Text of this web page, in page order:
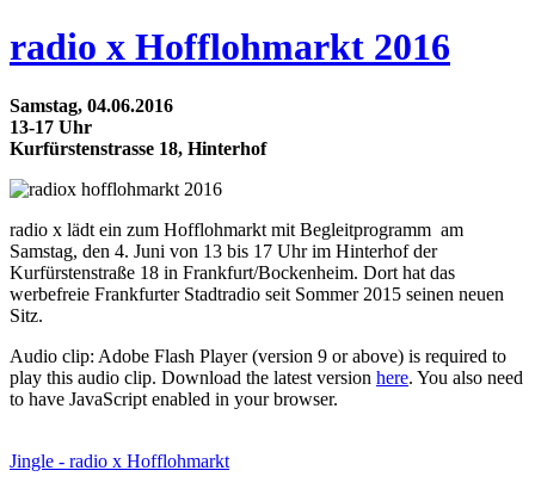
radio x Hofflohmarkt 2016
Samstag, 04.06.2016
13-17 Uhr
Kurfürstenstrasse 18, Hinterhof
radio x lädt ein zum Hofflohmarkt mit Begleitprogramm am
Samstag, den 4. Juni von 13 bis 17 Uhr im Hinterhof der
Kurfürstenstraße 18 in Frankfurt/Bockenheim. Dort hat das
werbefreie Frankfurter Stadtradio seit Sommer 2015 seinen neuen
Sitz.
Audio clip: Adobe Flash Player (version 9 or above) is required to
play this audio clip. Download the latest version here. You also need
to have JavaScript enabled in your browser.
Jingle - radio x Hofflohmarkt